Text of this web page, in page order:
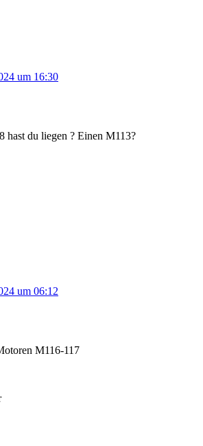
um 16:30
hast du liegen ? Einen M113?
um 06:12
M116-117